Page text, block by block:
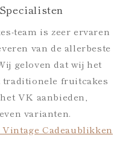
team is zeer ervaren
van de allerbeste
geloven dat wij het
fruitcakes
VK aanbieden,
varianten.
Cadeaublikken